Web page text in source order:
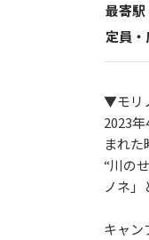
最寄駅
定員・
▼モリ
2023
まれた
“川の
ノネ」
キャン